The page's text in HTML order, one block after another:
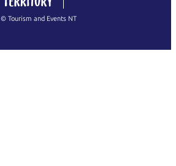
繁體中文
© Tourism and Events NT